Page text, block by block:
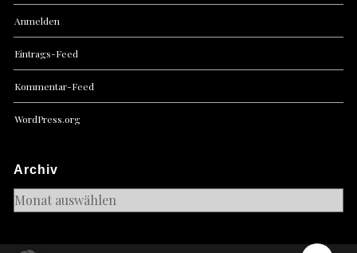
Anmelden
Eintrags-Feed
Kommentar-Feed
WordPress.org
Archiv
Archiv